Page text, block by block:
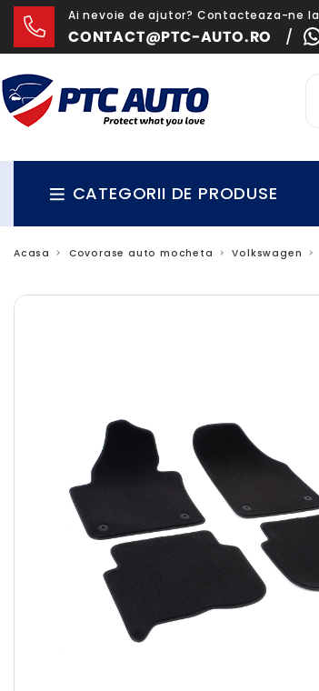
Ai nevoie de ajutor? Contacteaza-ne la
CONTACT@PTC-AUTO.RO /
CATEGORII DE PRODUSE
Acasa Covorase auto mocheta Volkswagen